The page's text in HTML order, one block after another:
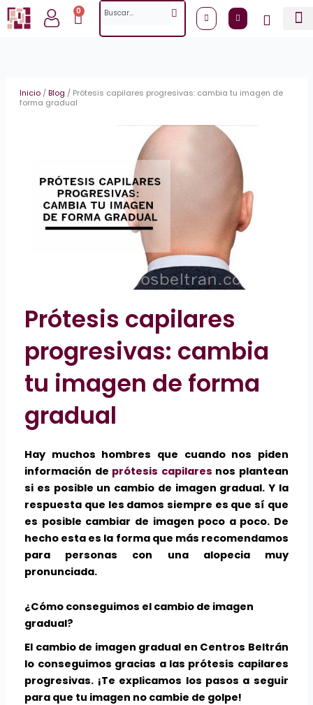
al
0
CartSearch
Inicio/Blog / Prótesis capilares progresivas: cambia tu imagen de
forma gradual
Prótesis capilares
progresivas: cambia
tu imagen de forma
gradual
Hay muchos hombres que cuando nos piden
información de prótesis capilares nos plantean
si es posible un cambio de imagen gradual. Y la
respuesta que les damos siempre es que sí que
es posible cambiar de imagen poco a poco. De
hecho esta es la forma que más recomendamos
para personas con una alopecia muy
pronunciada.
¿Cómo conseguimos el cambio de imagen
gradual?
El cambio de imagen gradual en Centros Beltrán
lo conseguimos gracias a las prótesis capilares
progresivas. ¡Te explicamos los pasos a seguir
para que tu imagen no cambie de golpe!